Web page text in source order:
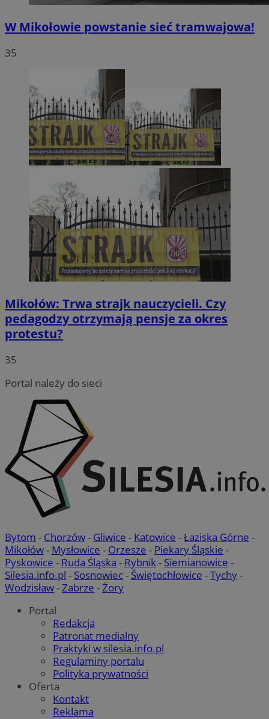
W Mikołowie powstanie sieć tramwajowa!
35
Mikołów: Trwa strajk nauczycieli. Czy
pedagodzy otrzymają pensje za okres
protestu?
35
Portal należy do sieci
Bytom - Chorzów- Gliwice - Katowice -Łaziska Górne -
Mikołów- Mysłowice - Orzesze - Piekary Śląskie -
Pyskowice - Ruda Śląska - Rybnik- Siemianowice -
Silesia.info.pl - Sosnowiec- Świętochłowice -Tychy-
Wodzisław-Zabrze -Żory
Portal
Redakcja
Patronat medialny
Praktyki w silesia.info.pl
Regulaminy portalu
Polityka prywatności
Oferta
Kontakt
Reklama